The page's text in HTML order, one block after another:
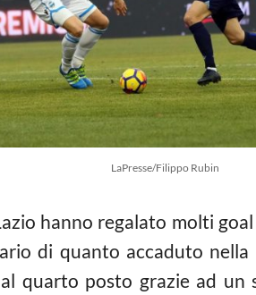
LaPresse/Filippo Rubin
hanno regalato molti
di quanto accaduto
quarto posto grazie ad un